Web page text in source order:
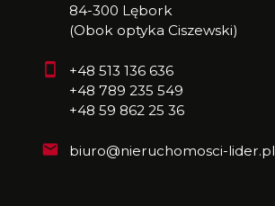
84-300 Lębork
(Obok optyka Ciszewski)
+48 513 136 636
+48 789 235 549
+48 59 862 25 36
biuro@nieruchomosci-lider.pl